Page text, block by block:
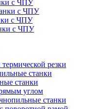
с ЧПУ
с ЧПУ
с ЧПУ
с ЧПУ
резки
станки
станки
углом
станки